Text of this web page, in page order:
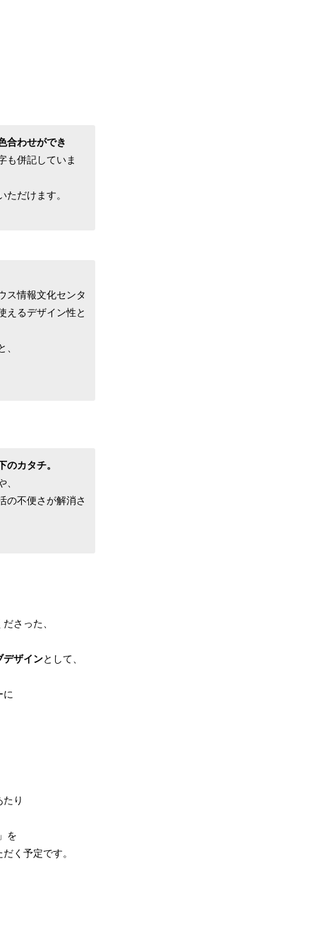
合わせができ
も併記していま
だけます。
ス情報文化センタ
えるデザイン性と
、
カタチ。
、
の不便さが解消さ
さった、
デザインとして、
に
り
を
く予定です。